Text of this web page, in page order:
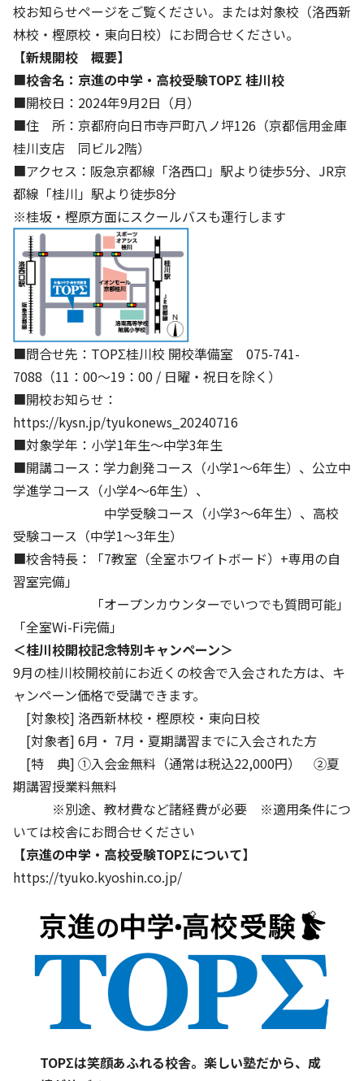
基本方針
安全と安心への取り組み
安全・安心にお通いいただくために
活動報告
お客様相談センター
メッセージアーカイブス
校お知らせページをご覧ください。または対象校（洛西新
林校・樫原校・東向日校）にお問合せください。
【新規開校 概要】
■校舎名：京進の中学・高校受験TOPΣ 桂川校
■開校日：2024年9月2日（月）
■住 所：京都府向日市寺戸町八ノ坪126（京都信用金庫
桂川支店 同ビル2階）
■アクセス：阪急京都線「洛西口」駅より徒歩5分、JR京
都線「桂川」駅より徒歩8分
※桂坂・樫原方面にスクールバスも運行します
■問合せ先：TOPΣ桂川校 開校準備室 075-741-
7088（11：00～19：00 / 日曜・祝日を除く）
■開校お知らせ：
https://kysn.jp/tyukonews_20240716
■対象学年：小学1年生～中学3年生
■開講コース：学力創発コース（小学1～6年生）、公立中
学進学コース（小学4～6年生）、
中学受験コース（小学3～6年生）、高校
受験コース（中学1～3年生）
■校舎特長：「7教室（全室ホワイトボード）+専用の自
習室完備」
「オープンカウンターでいつでも質問可能」
「全室Wi-Fi完備」
＜桂川校開校記念特別キャンペーン＞
9月の桂川校開校前にお近くの校舎で入会された方は、キ
ャンペーン価格で受講できます。
[対象校] 洛西新林校・樫原校・東向日校
[対象者] 6月・ 7月・夏期講習までに入会された方
[特 典] ①入会金無料（通常は税込22,000円） ②夏
期講習授業料無料
※別途、教材費など諸経費が必要 ※適用条件につ
いては校舎にお問合せください
【京進の中学・高校受験TOPΣについて】
https://tyuko.kyoshin.co.jp/
TOPΣは笑顔あふれる校舎。楽しい塾だから、成